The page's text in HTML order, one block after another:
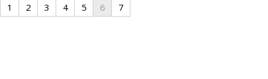
1 2 3 4 5 6 7